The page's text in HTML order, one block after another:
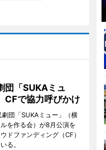
団「SUKAミュ
で協力呼びかけ
団「SUKAミュー」（横
を作る会）が8月公演を
ドファンディング（CF）
る。